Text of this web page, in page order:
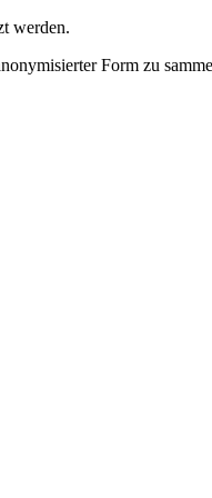
werden.
Form zu